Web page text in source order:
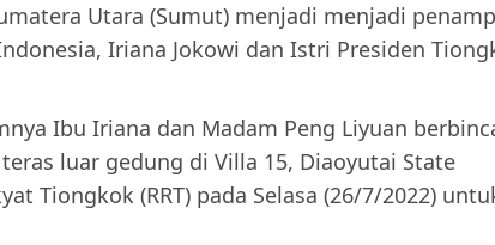
Utara (Sumut) menjadi menjadi
Iriana Jokowi dan Istri Presiden
Ibu Iriana dan Madam Peng Liyuan
luar gedung di Villa 15, Diaoyutai State
Tiongkok (RRT) pada Selasa (26/7/2022)